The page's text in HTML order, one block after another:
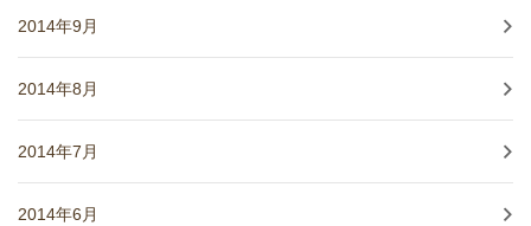
2014年9月
2014年8月
2014年7月
2014年6月